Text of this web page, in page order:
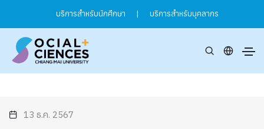
บริการสำหรับนักศึกษา | บริการสำหรับบุคลากร
13 ธ.ค. 2567